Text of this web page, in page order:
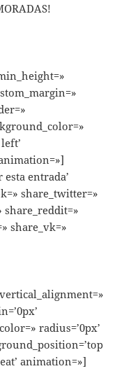
entrada’
share_twitter=»
share_reddit=»
share_vk=»
radius=’0px’
animation=»]